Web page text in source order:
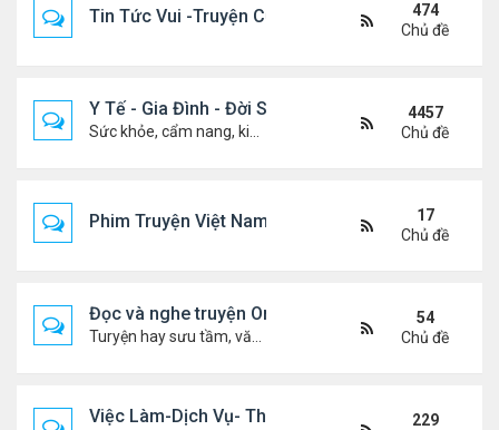
Tin Tức Vui -Truyện Cười- Video Hài
474
Chủ đề
Y Tế - Gia Đình - Đời Sống
4457
Chủ đề
Phim Truyện Việt Nam Online
17
Chủ đề
Đọc và nghe truyện Online
54
Chủ đề
Việc Làm-Dịch Vụ- Thuê Nhà
229